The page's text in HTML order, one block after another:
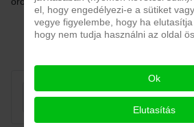
Keresés...
el, hogy engedélyezi-e a sütiket
vegye figyelembe, hogy ha
hogy nem tudja használni az oldal
Ok
Elutasítás